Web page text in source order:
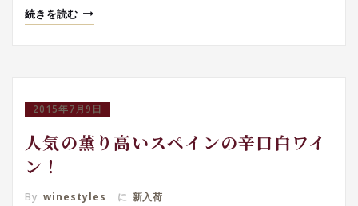
続きを読む
2015年7月9日
人気の薫り高いスペインの辛口白ワイ
ン！
By winestyles に 新入荷